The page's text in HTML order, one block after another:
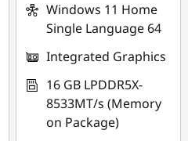
Windows 11 Home
Single Language 64
Integrated Graphics
16 GB LPDDR5X-
8533MT/s (Memory
on Package)